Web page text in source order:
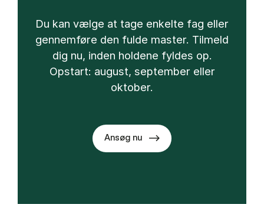
Du kan vælge at tage enkelte fag eller
gennemføre den fulde master. Tilmeld
dig nu, inden holdene fyldes op.
Opstart: august, september eller
oktober.
Ansøg nu